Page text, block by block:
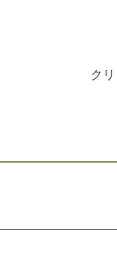
ク